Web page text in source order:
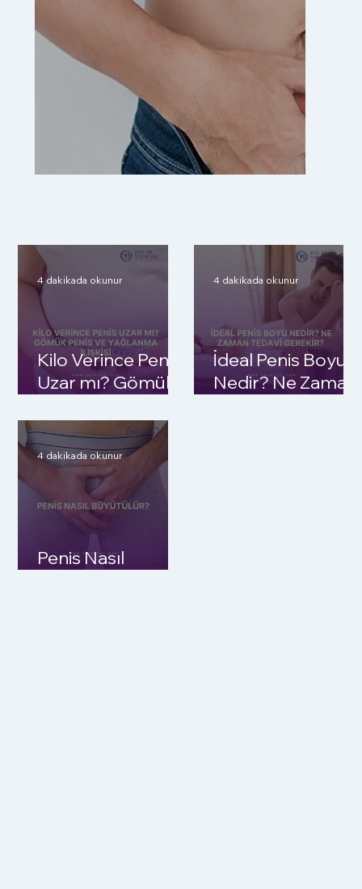
Kilo Verince Penis
Uzar mı? Gömük
Yağlanma İlişkisi
4 dakikada okunur
İdeal Penis Boyu
Nedir? Ne Zaman
4 dakikada okunur
Penis Nasıl
4 dakikada okunur